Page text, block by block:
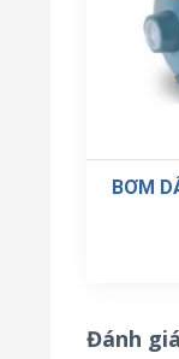
BƠM
Đánh